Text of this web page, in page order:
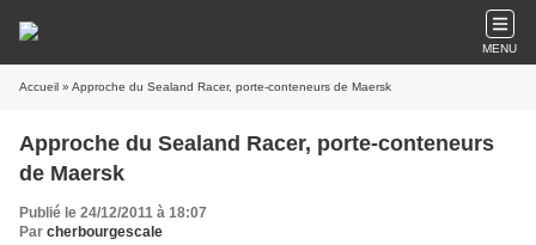
MENU
Accueil » Approche du Sealand Racer, porte-conteneurs de Maersk
Approche du Sealand Racer, porte-conteneurs
de Maersk
Publié le 24/12/2011 à 18:07
Par cherbourgescale